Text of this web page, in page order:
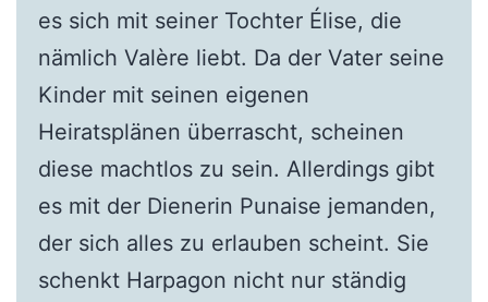
es sich mit seiner Tochter Élise, die
nämlich Valère liebt. Da der Vater seine
Kinder mit seinen eigenen
Heiratsplänen überrascht, scheinen
diese machtlos zu sein. Allerdings gibt
es mit der Dienerin Punaise jemanden,
der sich alles zu erlauben scheint. Sie
schenkt Harpagon nicht nur ständig